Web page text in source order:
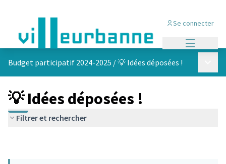
Se connecter
Budget participatif 2024-2025 /💡 Idées déposées !
💡 Idées déposées !
Filtrer et rechercher